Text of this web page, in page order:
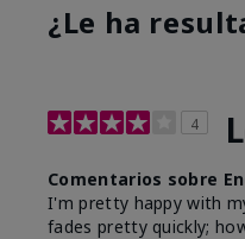
¿Le ha
4
Comentarios sobre
I'm pretty happy with
fades pretty quickly;